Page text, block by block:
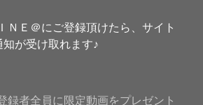
ＮＥ＠にご登録頂けたら、サイト
が受け取れます♪
録者全員に限定動画をプレゼント